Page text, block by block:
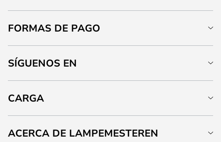
FORMAS DE PAGO
SÍGUENOS EN
CARGA
ACERCA DE LAMPEMESTEREN